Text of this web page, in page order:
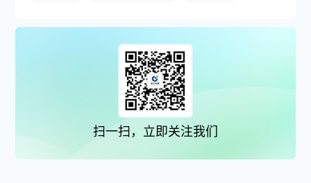
扫一扫，立即关注我们